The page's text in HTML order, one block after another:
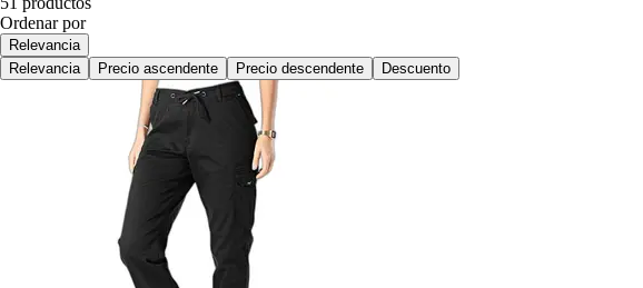
Ordenar por
Relevancia
Relevancia
Precio ascendente Precio descendente Descuento